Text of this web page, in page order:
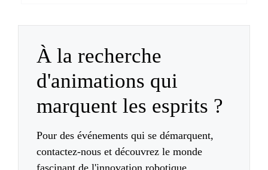
À la recherche
d'animations qui
marquent les esprits ?
Pour des événements qui se démarquent,
contactez-nous et découvrez le monde
fascinant de l'innovation robotique